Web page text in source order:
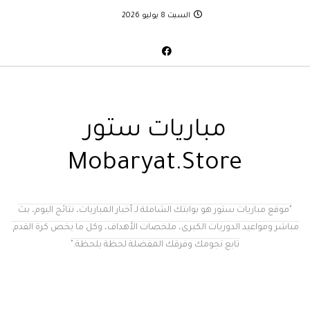
السبت 8 يوليو 2026
مباريات ستور
Mobaryat.Store
"موقع مباريات ستور هو بوابتك الشاملة لـ أخبار المباريات، نتائج اليوم، بث
مباشر ومواعيد الدوريات الكبرى، ملخصات الأهداف، وكل ما يخص كرة القدم.
تابع نجومك وفرقك المفضلة لحظة بلحظة."